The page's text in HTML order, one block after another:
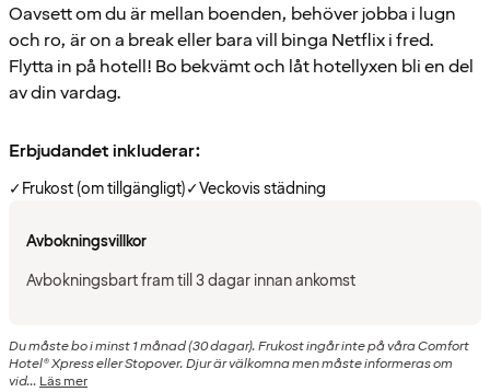
Oavsett om du är mellan boenden, behöver jobba i lugn
och ro, är on a break eller bara vill binga Netflix i fred.
Flytta in på hotell! Bo bekvämt och låt hotellyxen bli en del
av din vardag.
Erbjudandet inkluderar:
✓Frukost (om tillgängligt)✓Veckovis städning
Avbokningsvillkor
Avbokningsbart fram till 3 dagar innan ankomst
Du måste bo i minst 1 månad (30 dagar). Frukost ingår inte på våra Comfort
Hotel® Xpress eller Stopover. Djur är välkomna men måste informeras om
vid... Läs mer